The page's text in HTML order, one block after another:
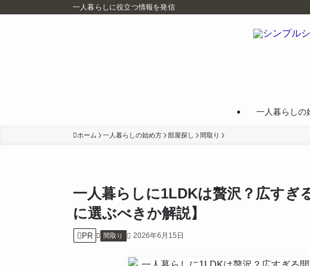
一人暮らしに役立つ情報を発信
一人暮らしの
ホーム 一人暮らしの始め方 部屋探し 間取り
一人暮らしに1LDKは贅沢？広すぎ
に選ぶべきか解説】
PR 間取り 2026年6月15日